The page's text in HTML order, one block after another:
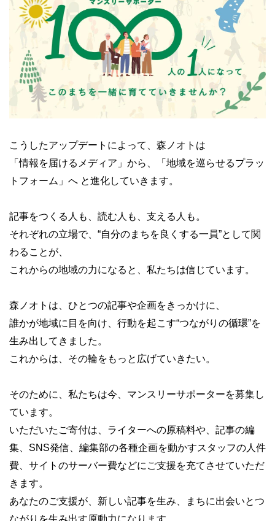
こうしたアップデートによって、森ノオトは
「情報を届けるメディア」から、「地域を巡らせるプラッ
トフォーム」へ と進化していきます。
記事をつくる人も、読む人も、支える人も。
それぞれの立場で、“自分のまちを良くする一員”として関
わることが、
これからの地域の力になると、私たちは信じています。
森ノオトは、ひとつの記事や企画をきっかけに、
誰かが地域に目を向け、行動を起こす“つながりの循環”を
生み出してきました。
これからは、その輪をもっと広げていきたい。
そのために、私たちは今、マンスリーサポーターを募集し
ています。
いただいたご寄付は、 ライターへの原稿料や、記事の編
集、SNS発信、編集部の各種企画を動かすスタッフの人件
費、サイトのサーバー費などにご支援を充てさせていただ
きます。
あなたのご支援が、新しい記事を生み、まちに出会いとつ
ながりを生み出す原動力になります。
森ノオトのつくり方
メディアを目指しています。
発信を続けていくために、
応援よろしくお願いします。
もっと詳しく